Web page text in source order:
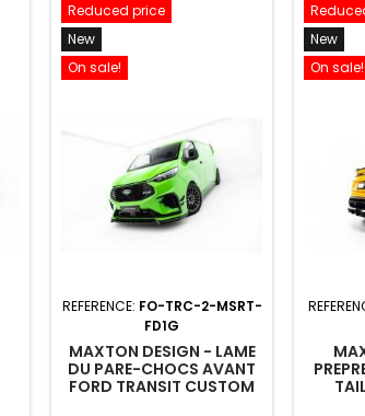
Reduced price
New
On sale!
REFERENCE: FO-TRC-2-MSRT-
FD1G
MAXTON DESIGN - LAME
DU PARE-CHOCS AVANT
FORD TRANSIT CUSTOM
New
On sale!